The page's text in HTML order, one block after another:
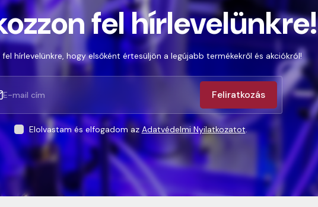
fel hírlevelünkre!
hírlevelünkre, hogy elsőként értesüljön a legújabb termékekről és akciókról!
Feliratkozás
Elolvastam és elfogadom azAdatvédelmi Nyilatkozatot.